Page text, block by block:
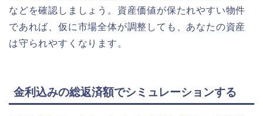
などを確認しましょう。資産価値が保たれやすい物件
であれば、仮に市場全体が調整しても、あなたの資産
は守られやすくなります。
金利込みの総返済額でシミュレーションする